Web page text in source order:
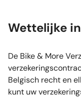
Wettelijke
De Bike & More
Belgisch recht en
kunt uw